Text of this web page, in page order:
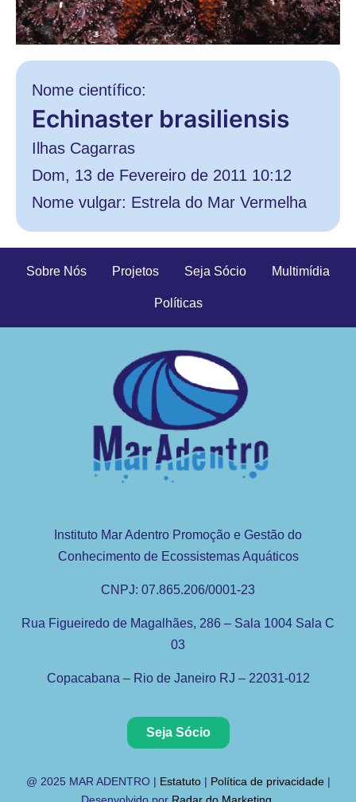
Nome científico:
Echinaster brasiliensis
Ilhas Cagarras
Dom, 13 de Fevereiro de 2011 10:12
Nome vulgar: Estrela do Mar Vermelha
Sobre Nós Projetos Seja Sócio Multimídia
Políticas
Instituto Mar Adentro Promoção e Gestão do
Conhecimento de Ecossistemas Aquáticos
CNPJ: 07.865.206/0001-23
Rua Figueiredo de Magalhães, 286 – Sala 1004 Sala C
03
Copacabana – Rio de Janeiro RJ – 22031-012
Seja Sócio
@ 2025 MAR ADENTRO | Estatuto| Política de privacidade|